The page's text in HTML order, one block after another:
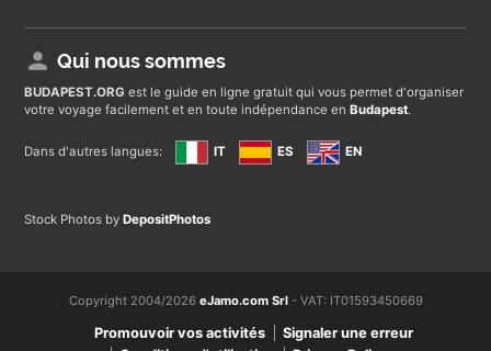
Qui nous sommes
BUDAPEST.ORG est le guide en ligne gratuit qui vous permet d'organiser
votre voyage facilement et en toute indépendance enBudapest.
Dans d'autres langues: IT ES EN
Stock Photos byDepositPhotos
Copyright 2004/2026 eJamo.com Srl- VAT: IT01593450669
Promouvoir vos activités
Signaler une erreur